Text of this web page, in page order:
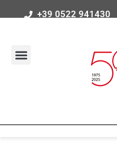
+39 0522 941430